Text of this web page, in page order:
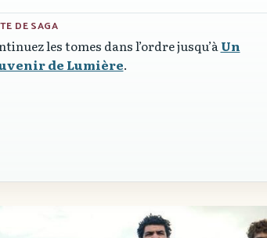
DE SAGA
les tomes dans l’ordre jusqu’àUn
de Lumière.